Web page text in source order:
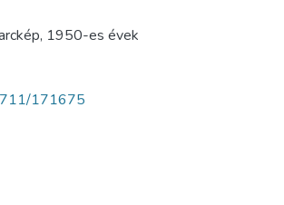
, 1950-es évek
171675